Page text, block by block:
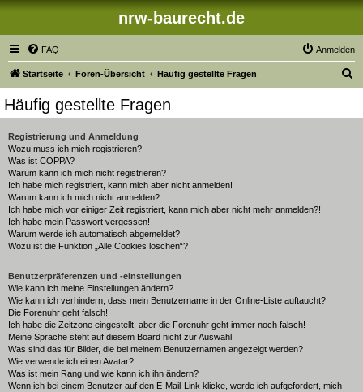
nrw-baurecht.de
FAQ Anmelden
Startseite Foren-Übersicht Häufig gestellte Fragen
Häufig gestellte Fragen
Registrierung und Anmeldung
Wozu muss ich mich registrieren?
Was ist COPPA?
Warum kann ich mich nicht registrieren?
Ich habe mich registriert, kann mich aber nicht anmelden!
Warum kann ich mich nicht anmelden?
Ich habe mich vor einiger Zeit registriert, kann mich aber nicht mehr anmelden?!
Ich habe mein Passwort vergessen!
Warum werde ich automatisch abgemeldet?
Wozu ist die Funktion „Alle Cookies löschen“?
Benutzerpräferenzen und -einstellungen
Wie kann ich meine Einstellungen ändern?
Wie kann ich verhindern, dass mein Benutzername in der Online-Liste auftaucht?
Die Forenuhr geht falsch!
Ich habe die Zeitzone eingestellt, aber die Forenuhr geht immer noch falsch!
Meine Sprache steht auf diesem Board nicht zur Auswahl!
Was sind das für Bilder, die bei meinem Benutzernamen angezeigt werden?
Wie verwende ich einen Avatar?
Was ist mein Rang und wie kann ich ihn ändern?
Wenn ich bei einem Benutzer auf den E-Mail-Link klicke, werde ich aufgefordert, mich